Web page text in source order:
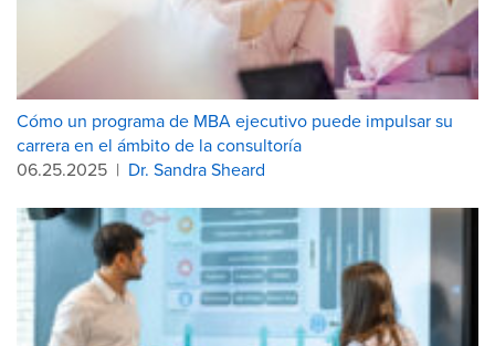
Cómo un programa de MBA ejecutivo puede impulsar su
carrera en el ámbito de la consultoría
06.25.2025 | Dr. Sandra Sheard